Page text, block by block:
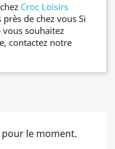
Croc Loisirs
de chez vous Si
souhaitez
contactez notre
le moment.